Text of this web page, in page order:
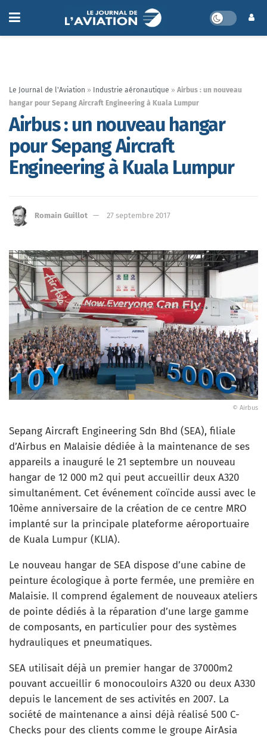
Le Journal de l'Aviation » Industrie aéronautique » Airbus : un nouveau
hangar pour Sepang Aircraft Engineering à Kuala Lumpur
Airbus : un nouveau hangar
pour Sepang Aircraft
Engineering à Kuala Lumpur
Romain Guillot 27 septembre 2017
© Airbus
Sepang Aircraft Engineering Sdn Bhd (SEA), filiale
d’Airbus en Malaisie dédiée à la maintenance de ses
appareils a inauguré le 21 septembre un nouveau
hangar de 12 000 m2 qui peut accueillir deux A320
simultanément. Cet événement coïncide aussi avec le
10ème anniversaire de la création de ce centre MRO
implanté sur la principale plateforme aéroportuaire
de Kuala Lumpur (KLIA).
Le nouveau hangar de SEA dispose d’une cabine de
peinture écologique à porte fermée, une première en
Malaisie. Il comprend également de nouveaux ateliers
de pointe dédiés à la réparation d’une large gamme
de composants, en particulier pour des systèmes
hydrauliques et pneumatiques.
SEA utilisait déjà un premier hangar de 37000m2
pouvant accueillir 6 monocouloirs A320 ou deux A330
depuis le lancement de ses activités en 2007. La
société de maintenance a ainsi déjà réalisé 500 C-
Checks pour des clients comme le groupe AirAsia